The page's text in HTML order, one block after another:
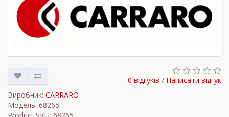
0 відгуків / Написати відгук
Виробник: CARRARO
Модель: 68265
Product SKU: 68265